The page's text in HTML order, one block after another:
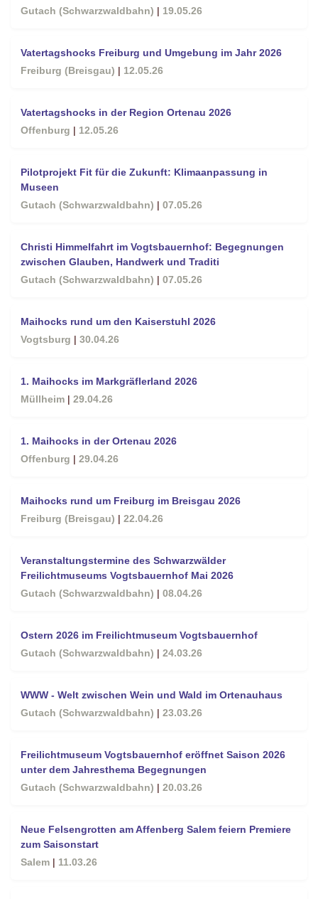
Gutach (Schwarzwaldbahn) | 19.05.26
Vatertagshocks Freiburg und Umgebung im Jahr 2026
Freiburg (Breisgau) | 12.05.26
Vatertagshocks in der Region Ortenau 2026
Offenburg | 12.05.26
Pilotprojekt Fit für die Zukunft: Klimaanpassung in
Museen
Gutach (Schwarzwaldbahn) | 07.05.26
Christi Himmelfahrt im Vogtsbauernhof: Begegnungen
zwischen Glauben, Handwerk und Traditi
Gutach (Schwarzwaldbahn) | 07.05.26
Maihocks rund um den Kaiserstuhl 2026
Vogtsburg | 30.04.26
1. Maihocks im Markgräflerland 2026
Müllheim | 29.04.26
1. Maihocks in der Ortenau 2026
Offenburg | 29.04.26
Maihocks rund um Freiburg im Breisgau 2026
Freiburg (Breisgau) | 22.04.26
Veranstaltungstermine des Schwarzwälder
Freilichtmuseums Vogtsbauernhof Mai 2026
Gutach (Schwarzwaldbahn) | 08.04.26
Ostern 2026 im Freilichtmuseum Vogtsbauernhof
Gutach (Schwarzwaldbahn) | 24.03.26
WWW - Welt zwischen Wein und Wald im Ortenauhaus
Gutach (Schwarzwaldbahn) | 23.03.26
Freilichtmuseum Vogtsbauernhof eröffnet Saison 2026
unter dem Jahresthema Begegnungen
Gutach (Schwarzwaldbahn) | 20.03.26
Neue Felsengrotten am Affenberg Salem feiern Premiere
zum Saisonstart
Salem | 11.03.26